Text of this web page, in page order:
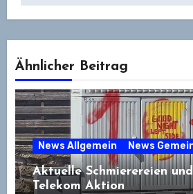
Ähnlicher Beitrag
News Allgemein News
Aktuelle Schmierereien
Telekom Aktion